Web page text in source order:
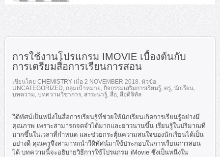
slideshow1
การใช้งานโปรแกรม IMOVIE เบื้องต้นกับ
การเตรียมสื่อการเรียนการสอน
เขียนโดย CHEMISTRY เมื่อ 2 NOVEMBER 2018. หัวข้อ
UNCATEGORIZED, กลุ่มเป้าหมาย, กิจกรรมเสริมการเรียนรู้, ครู, นักเรียน,
บทความ, บทความวิชาการ, สาระน่ารู้, สื่อ, สื่อดิจิทัล
วีดิทัศน์เป็นหนึ่งในสื่อการเรียนรู้ที่ช่วยให้นักเรียนเกิดการเรียนรู้อย่างมี
คุณภาพ เพราะสามารถจดจำได้มากและยาวนานขึ้น เรียนรู้ในปริมาณที่
มากขึ้นในเวลาที่กำหนด และช่วยกระตุ้นความสนใจของนักเรียนได้เป็น
อย่างดี คุณครูจึงสามารถนำวีดิทัศน์มาใช้ประกอบในการเรียนการสอน
ได้ บทความนี้จะอธิบายวิธีการใช้โปรแกรม iMovie ซึ่งเป็นหนึ่งใน